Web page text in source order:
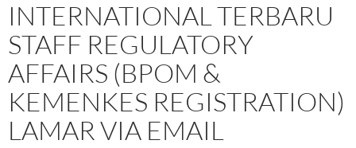
INTERNATIONAL TERBARU
STAFF REGULATORY
AFFAIRS (BPOM &
KEMENKES REGISTRATION)
LAMAR VIA EMAIL